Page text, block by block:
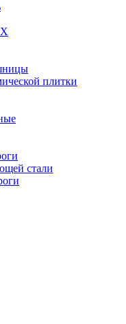
плитки
стали